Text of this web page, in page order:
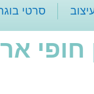
סרטי
חופי